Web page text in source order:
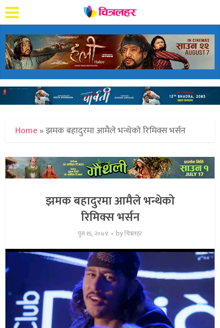
Home»झमक बहादुरमा आमैले भन्थेको रिमिक्स भर्सन
झमक बहादुरमा आमैले भन्थेको
रिमिक्स भर्सन
पुस १६, २०७४ byचित्रलहर